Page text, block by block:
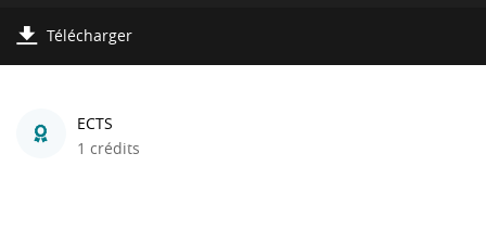
Télécharger
ECTS
1 crédits